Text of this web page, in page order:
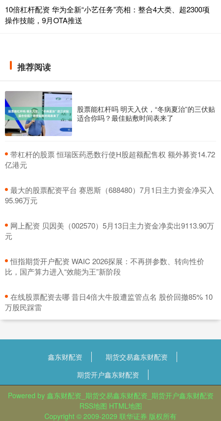
10倍杠杆配资 华为全新“小艺任务”亮相：整合4大类、超2300项
操作技能，9月OTA推送
推荐阅读
股票能杠杆吗 明天入伏，“冬病夏治”的三伏贴
适合你吗？最佳贴敷时间表来了
​带杠杆的股票 恒瑞医药悉数行使H股超额配售权 额外募资14.72
亿港元
​最大的股票配资平台 赛恩斯（688480）7月1日主力资金净买入
95.96万元
​网上配资 贝因美（002570）5月13日主力资金净卖出9113.90万
元
​恒指期货开户配资 WAIC 2026探展：不再拼参数、转向性价
比，国产算力进入“效能为王”新阶段
​在线股票配资去哪 昔日4倍大牛股遭监管点名 股价回撤85% 10
万股民踩雷
鑫东财配资
期货交易鑫东财配资
期货开户鑫东财配资
Powered by 鑫东财配资_期货交易鑫东财配资_期货开户鑫东财配资
RSS地图 HTML地图
Copyright © 2009-2029 联华证券 版权所有